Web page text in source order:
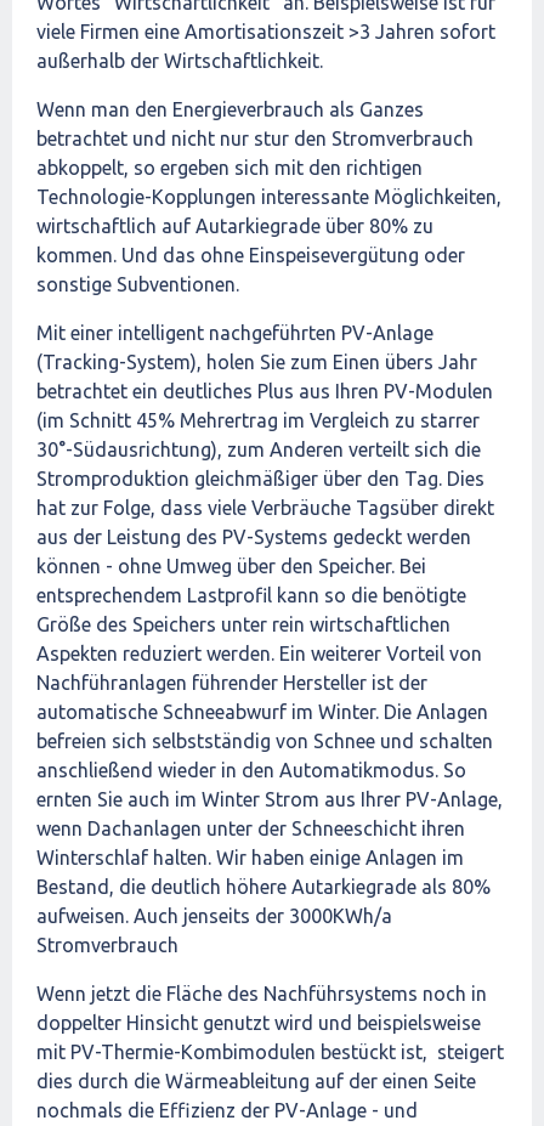
viele Firmen eine Amortisationszeit >3 Jahren sofort
außerhalb der Wirtschaftlichkeit.
Wenn man den Energieverbrauch als Ganzes
betrachtet und nicht nur stur den Stromverbrauch
abkoppelt, so ergeben sich mit den richtigen
Technologie-Kopplungen interessante Möglichkeiten,
wirtschaftlich auf Autarkiegrade über 80% zu
kommen. Und das ohne Einspeisevergütung oder
sonstige Subventionen.
Mit einer intelligent nachgeführten PV-Anlage
(Tracking-System), holen Sie zum Einen übers Jahr
betrachtet ein deutliches Plus aus Ihren PV-Modulen
(im Schnitt 45% Mehrertrag im Vergleich zu starrer
30°-Südausrichtung), zum Anderen verteilt sich die
Stromproduktion gleichmäßiger über den Tag. Dies
hat zur Folge, dass viele Verbräuche Tagsüber direkt
aus der Leistung des PV-Systems gedeckt werden
können - ohne Umweg über den Speicher. Bei
entsprechendem Lastprofil kann so die benötigte
Größe des Speichers unter rein wirtschaftlichen
Aspekten reduziert werden. Ein weiterer Vorteil von
Nachführanlagen führender Hersteller ist der
automatische Schneeabwurf im Winter. Die Anlagen
befreien sich selbstständig von Schnee und schalten
anschließend wieder in den Automatikmodus. So
ernten Sie auch im Winter Strom aus Ihrer PV-Anlage,
wenn Dachanlagen unter der Schneeschicht ihren
Winterschlaf halten. Wir haben einige Anlagen im
Bestand, die deutlich höhere Autarkiegrade als 80%
aufweisen. Auch jenseits der 3000KWh/a
Stromverbrauch
Wenn jetzt die Fläche des Nachführsystems noch in
doppelter Hinsicht genutzt wird und beispielsweise
mit PV-Thermie-Kombimodulen bestückt ist, steigert
dies durch die Wärmeableitung auf der einen Seite
nochmals die Effizienz der PV-Anlage - und